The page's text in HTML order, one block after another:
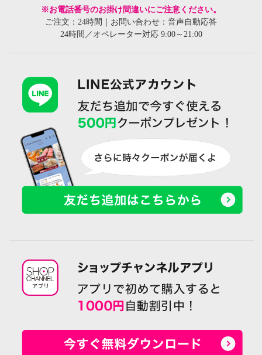
※お電話番号のお掛け間違いにご注意ください。
ご注文：24時間｜お問い合わせ：音声自動応答
24時間／オペレーター対応 9:00～21:00